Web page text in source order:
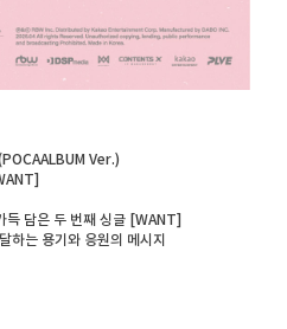
Ver.)
득 담은 두 번째 싱글 [WANT]
하는 용기와 응원의 메시지